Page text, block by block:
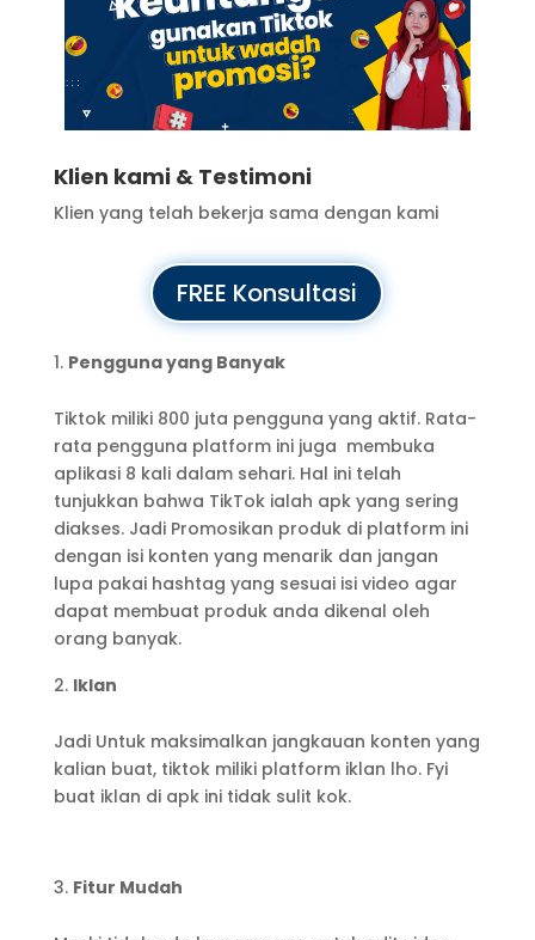
Klien kami & Testimoni
Klien yang telah bekerja sama dengan kami
FREE Konsultasi
Pengguna yang Banyak
Tiktok miliki 800 juta pengguna yang aktif. Rata-
rata pengguna platform ini juga membuka
aplikasi 8 kali dalam sehari. Hal ini telah
tunjukkan bahwa TikTok ialah apk yang sering
diakses. Jadi Promosikan produk di platform ini
dengan isi konten yang menarik dan jangan
lupa pakai hashtag yang sesuai isi video agar
dapat membuat produk anda dikenal oleh
orang banyak.
Iklan
Jadi Untuk maksimalkan jangkauan konten yang
kalian buat, tiktok miliki platform iklan lho. Fyi
buat iklan di apk ini tidak sulit kok.
Fitur Mudah